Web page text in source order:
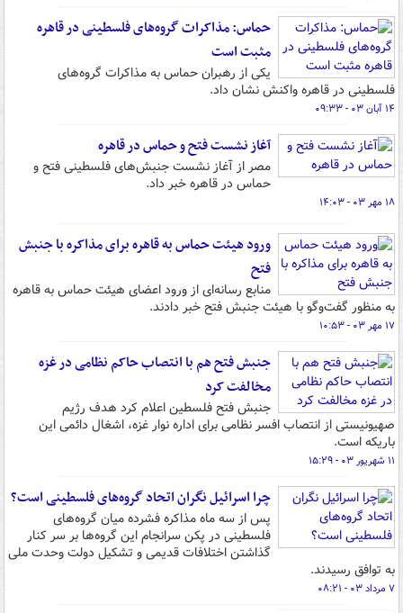
حماس: مذاکرات گروه‌های فلسطینی در قاهره
مثبت است
یکی از رهبران حماس به مذاکرات گروه‌های
فلسطینی در قاهره واکنش نشان داد.
۱۴ آبان ۰۳ - ۰۹:۳۳
آغاز نشست فتح و حماس در قاهره
مصر از آغاز نشست جنبش‌های فلسطینی فتح و
حماس در قاهره خبر داد.
۱۸ مهر ۰۳ - ۱۴:۰۳
ورود هیئت حماس به قاهره برای مذاکره با جنبش
فتح
منابع رسانه‌ای از ورود اعضای هیئت حماس به قاهره
به منظور گفت‌وگو با هیئت جنبش فتح خبر دادند.
۱۷ مهر ۰۳ - ۱۰:۵۳
جنبش فتح هم با انتصاب حاکم نظامی در غزه
مخالفت کرد
جنبش فتح فلسطین اعلام کرد هدف رژیم
صهیونیستی از انتصاب افسر نظامی برای اداره نوار غزه، اشغال دائمی این
باریکه است.
۱۱ شهریور ۰۳ - ۱۵:۲۹
چرا اسرائیل نگران اتحاد گروه‌های فلسطینی است؟
پس از سه ماه مذاکره فشرده میان گروه‌‎های
فلسطینی در پکن سرانجام این گروه‌ها بر سر کنار
گذاشتن اختلافات قدیمی و تشکیل دولت وحدت ملی
به توافق رسیدند.
۷ مرداد ۰۳ - ۰۸:۲۱